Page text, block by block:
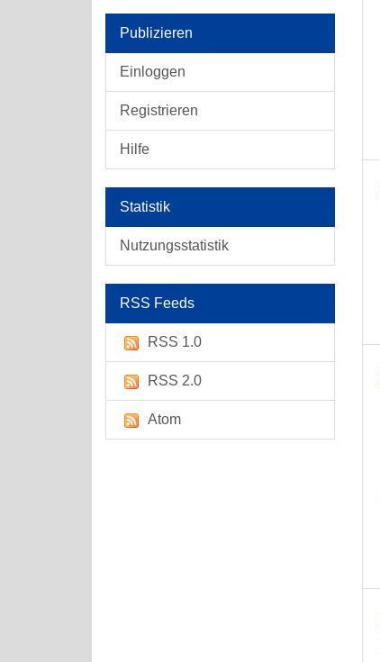
Publizieren
Einloggen
Registrieren
Hilfe
Statistik
Nutzungsstatistik
RSS Feeds
RSS 1.0
RSS 2.0
Atom